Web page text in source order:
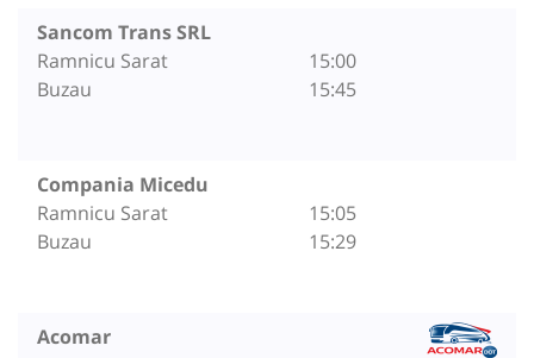
Sancom Trans SRL
Ramnicu Sarat
Buzau
15:00
15:45
Compania Micedu
Ramnicu Sarat
Buzau
15:05
15:29
Acomar